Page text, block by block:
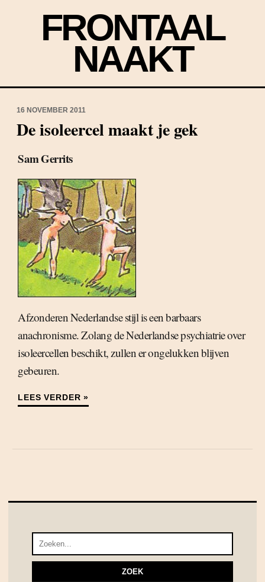
FRONTAAL
NAAKT
16 NOVEMBER 2011
De isoleercel maakt je gek
Sam Gerrits
Afzonderen Nederlandse stijl is een barbaars
anachronisme. Zolang de Nederlandse psychiatrie over
isoleercellen beschikt, zullen er ongelukken blijven
gebeuren.
LEES VERDER »